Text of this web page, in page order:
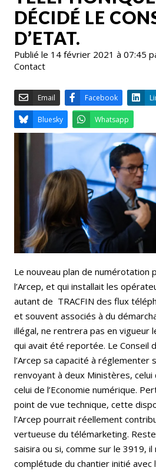
DÉCIDÉ LE
D’ETAT.
Publié le 14 février 2021 à 07:45
Contact
Email Facebook
Bluesky
Le nouveau plan de numérotation
l’Arcep, et qui installait les
autant de TRACFIN des flux
et souvent associés à du
illégal, ne rentrera pas en vigueur
qui avait été reportée. Le Conseil
l’Arcep sa capacité à réglementer
renvoyant à deux Ministères,
celui de l’Economie numérique.
point de vue technique, cette
l’Arcep pourrait réellement
vertueuse du télémarketing. Reste
saisira ou si, comme sur le 3919,
complétude du chantier initié avec